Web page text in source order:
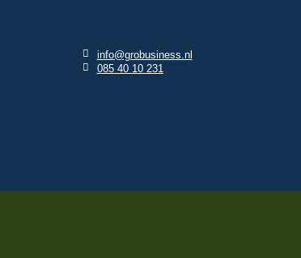
info@grobusiness.nl
085 40 10 231